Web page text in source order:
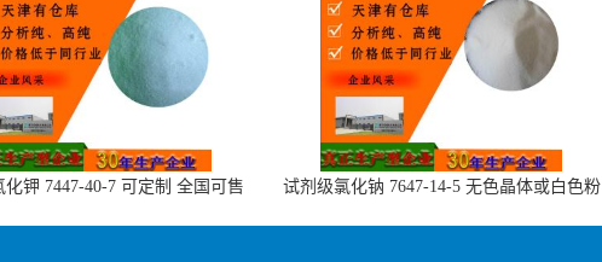
化钾 7447-40-7 可定制 全国可售
试剂级氯化钠 7647-14-5 无色晶体或白色粉